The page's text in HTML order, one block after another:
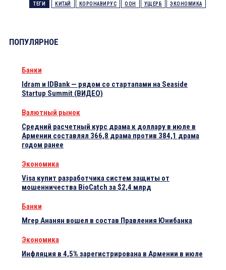
ТЕГИ КИТАЙ КОРОНАВИРУС ООН УЩЕРБ ЭКОНОМИКА
ПОПУЛЯРНОЕ
Банки
Idram и IDBank — рядом со стартапами на Seaside
Startup Summit (ВИДЕО)
Валютный рынок
Средний расчетный курс драма к доллару в июле в
Армении составлял 366,8 драма против 384,1 драма
годом ранее
Экономика
Visa купит разработчика систем защиты от
мошенничества BioCatch за $2,4 млрд
Банки
Мгер Ананян вошел в состав Правления Юнибанка
Экономика
Инфляция в 4,5% зарегистрирована в Армении в июле